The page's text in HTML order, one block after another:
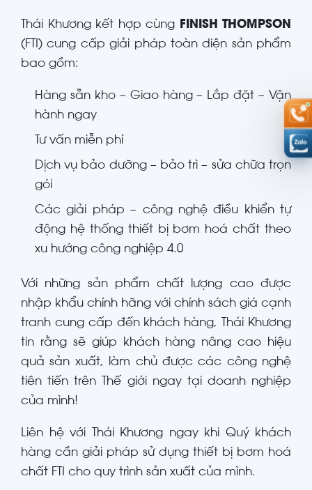
Thái Khương kết hợp cùng FINISH THOMPSON
(FTI) cung cấp giải pháp toàn diện sản phẩm
bao gồm:
Hàng sẵn kho – Giao hàng – Lắp đặt – Vận
hành ngay
Tư vấn miễn phí
Dịch vụ bảo dưỡng – bảo trì – sửa chữa trọn
gói
Các giải pháp – công nghệ điều khiển tự
động hệ thống thiết bị bơm hoá chất theo
xu hướng công nghiệp 4.0
Với những sản phẩm chất lượng cao được
nhập khẩu chính hãng với chính sách giá cạnh
tranh cung cấp đến khách hàng, Thái Khương
tin rằng sẽ giúp khách hàng nâng cao hiệu
quả sản xuất, làm chủ được các công nghệ
tiên tiến trên Thế giới ngay tại doanh nghiệp
của mình!
Liên hệ với Thái Khương ngay khi Quý khách
hàng cần giải pháp sử dụng thiết bị bơm hoá
chất FTI cho quy trình sản xuất của mình.